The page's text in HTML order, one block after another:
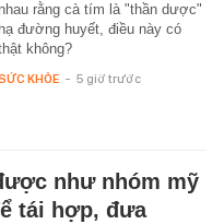
nhau rằng cà tím là "thần dược"
hạ đường huyết, điều này có
không?
KHỎE - 5 giờ trước
như nhóm mỹ
tái hợp, đưa